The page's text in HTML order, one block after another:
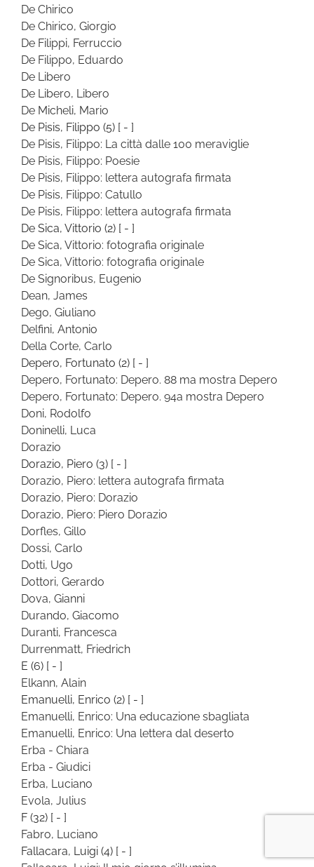
De Chirico
De Chirico, Giorgio
De Filippi, Ferruccio
De Filippo, Eduardo
De Libero
De Libero, Libero
De Micheli, Mario
De Pisis, Filippo (5) [ - ]
De Pisis, Filippo: La città dalle 100 meraviglie
De Pisis, Filippo: Poesie
De Pisis, Filippo: lettera autografa firmata
De Pisis, Filippo: Catullo
De Pisis, Filippo: lettera autografa firmata
De Sica, Vittorio (2) [ - ]
De Sica, Vittorio: fotografia originale
De Sica, Vittorio: fotografia originale
De Signoribus, Eugenio
Dean, James
Dego, Giuliano
Delfini, Antonio
Della Corte, Carlo
Depero, Fortunato (2) [ - ]
Depero, Fortunato: Depero. 88 ma mostra Depero
Depero, Fortunato: Depero. 94a mostra Depero
Doni, Rodolfo
Doninelli, Luca
Dorazio
Dorazio, Piero (3) [ - ]
Dorazio, Piero: lettera autografa firmata
Dorazio, Piero: Dorazio
Dorazio, Piero: Piero Dorazio
Dorfles, Gillo
Dossi, Carlo
Dotti, Ugo
Dottori, Gerardo
Dova, Gianni
Durando, Giacomo
Duranti, Francesca
Durrenmatt, Friedrich
E (6) [ - ]
Elkann, Alain
Emanuelli, Enrico (2) [ - ]
Emanuelli, Enrico: Una educazione sbagliata
Emanuelli, Enrico: Una lettera dal deserto
Erba - Chiara
Erba - Giudici
Erba, Luciano
Evola, Julius
F (32) [ - ]
Fabro, Luciano
Fallacara, Luigi (4) [ - ]